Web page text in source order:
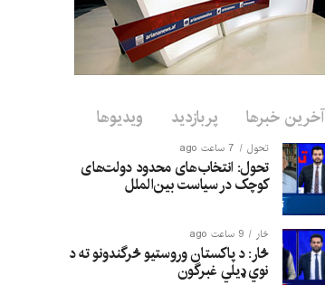
آخرین خبرها پربازدید ویدیوها
تحول 7 ساعت ago
تحول: انتخاب‌های محدود دولت‌های
کوچک در سیاست بین‌الملل
څار 9 ساعت ago
څار: د پاکستان وروستیو څرگندونو ته د
نوي ډیلي غبرگون